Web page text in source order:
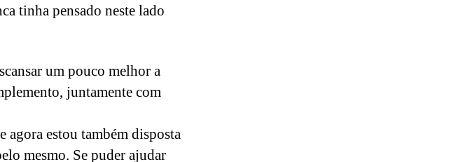
tinha pensado neste lado
um pouco melhor a
juntamente com
agora estou também disposta
mesmo. Se puder ajudar